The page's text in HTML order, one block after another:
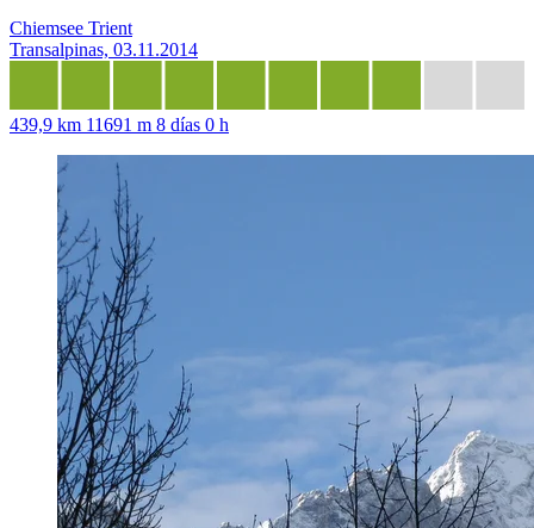
Chiemsee Trient
Transalpinas, 03.11.2014
439,9 km 11691 m 8 días 0 h